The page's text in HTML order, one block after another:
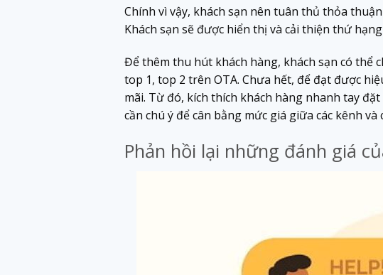
Chính vì vậy, khách sạn nên tuân thủ thỏa
Khách sạn sẽ được hiển thị và cải thiện thứ
Để thêm thu hút khách hàng, khách sạn có thể
top 1, top 2 trên OTA. Chưa hết, để đạt được
mãi. Từ đó, kích thích khách hàng nhanh tay
cần chú ý để cân bằng mức giá giữa các kênh
Phản hồi lại những đánh giá